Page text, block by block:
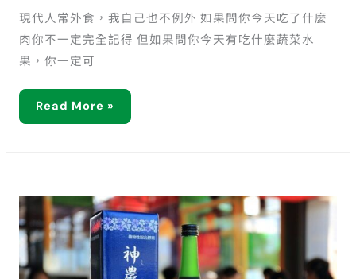
現代人常外食，我自己也不例外 如果問你今天吃了什麼
肉你不一定完全記得 但如果問你今天有吃什麼蔬菜水
果，你一定可
Read More »